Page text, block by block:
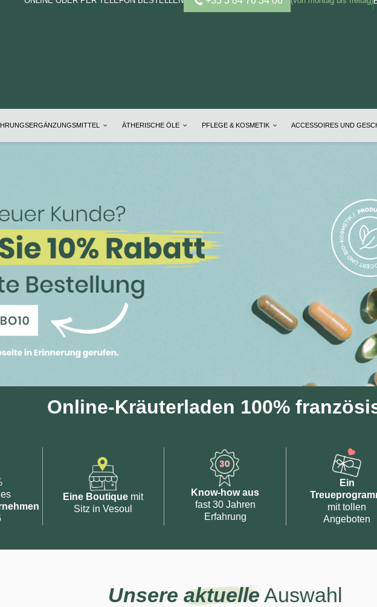
ÄTHERISCHE ÖLE PFLEGE & KOSMETIK ACCESSOIRES UND
Online-Kräuterladen 100%
Eine Boutique mit
Sitz in Vesoul
Know-how aus
fast 30 Jahren
Erfahrung
Ein
mit tollen
Angeboten
Unsere aktuelle Auswahl